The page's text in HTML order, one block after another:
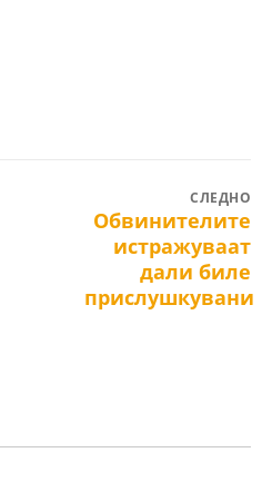
СЛЕДНО
Next
post:
Обвинителите
истражуваат
дали биле
прислушкувани